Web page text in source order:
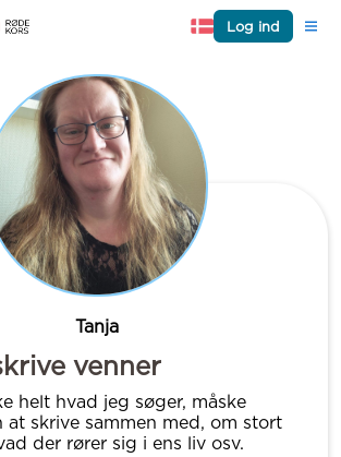
Log ind
Tanja
venner
helt hvad jeg søger, måske
at skrive sammen med, om stort
der rører sig i ens liv osv.